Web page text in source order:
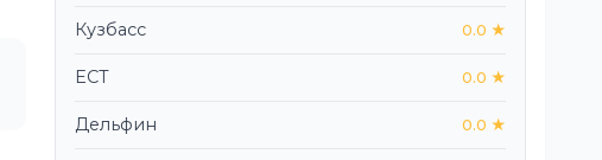
Кузбасс 0.0 ★
ЕСТ 0.0 ★
Дельфин 0.0 ★